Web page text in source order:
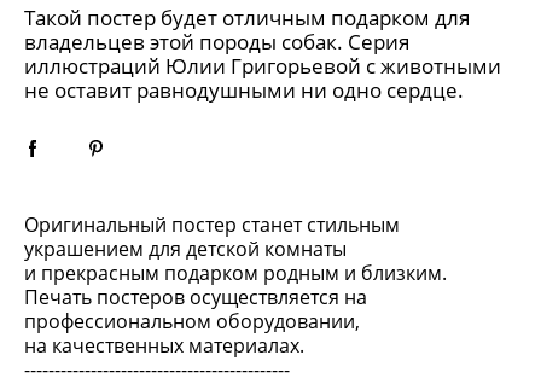
Такой постер будет отличным подарком для
владельцев этой породы собак. Серия
иллюстраций Юлии Григорьевой с животными
не оставит равнодушными ни одно сердце.
Оригинальный постер станет стильным
украшением для детской комнаты
и прекрасным подарком родным и близким.
Печать постеров осуществляется на
профессиональном оборудовании,
на качественных материалах.
--------------------------------------------